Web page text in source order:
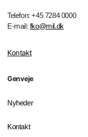
Telefon: +45 7284 0000
E-mail: fko@mil.dk
Kontakt
Genveje
Nyheder
Kontakt